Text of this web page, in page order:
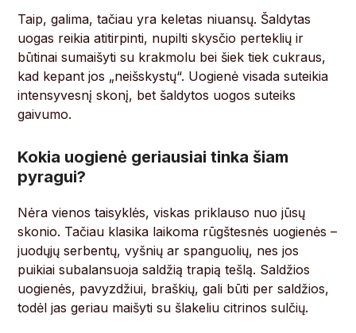
Taip, galima, tačiau yra keletas niuansų. Šaldytas
uogas reikia atitirpinti, nupilti skysčio perteklių ir
būtinai sumaišyti su krakmolu bei šiek tiek cukraus,
kad kepant jos „neišskystų“. Uogienė visada suteikia
intensyvesnį skonį, bet šaldytos uogos suteiks
gaivumo.
Kokia uogienė geriausiai tinka šiam
pyragui?
Nėra vienos taisyklės, viskas priklauso nuo jūsų
skonio. Tačiau klasika laikoma rūgštesnės uogienės –
juodųjų serbentų, vyšnių ar spanguolių, nes jos
puikiai subalansuoja saldžią trapią tešlą. Saldžios
uogienės, pavyzdžiui, braškių, gali būti per saldžios,
todėl jas geriau maišyti su šlakeliu citrinos sulčių.